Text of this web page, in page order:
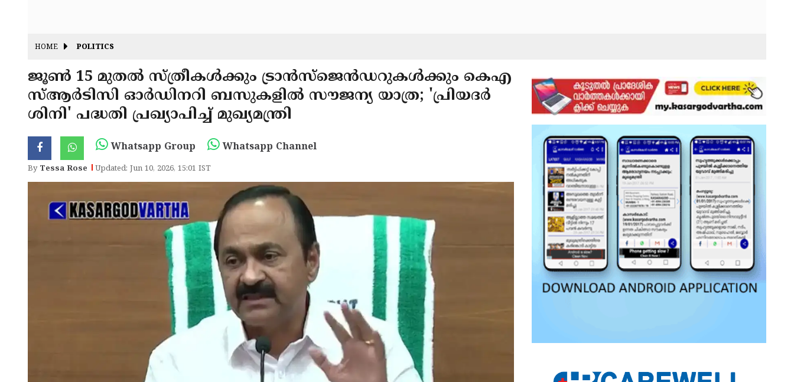
HOME POLITICS
ജൂൺ 15 മുതൽ സ്ത്രീകൾക്കും ട്രാൻസ്ജെൻഡറുകൾക്കും കെഎ
സ്ആർടിസി ഓർഡിനറി ബസുകളിൽ സൗജന്യ യാത്ര; 'പ്രിയദർ
ശിനി' പദ്ധതി പ്രഖ്യാപിച്ച് മുഖ്യമന്ത്രി
Whatsapp Group Whatsapp Channel
By Tessa Rose Updated: Jun 10, 2026, 15:01 IST